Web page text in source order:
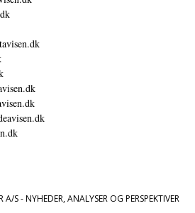
S - NYHEDER, ANALYSER OG PERSPEKTIVER